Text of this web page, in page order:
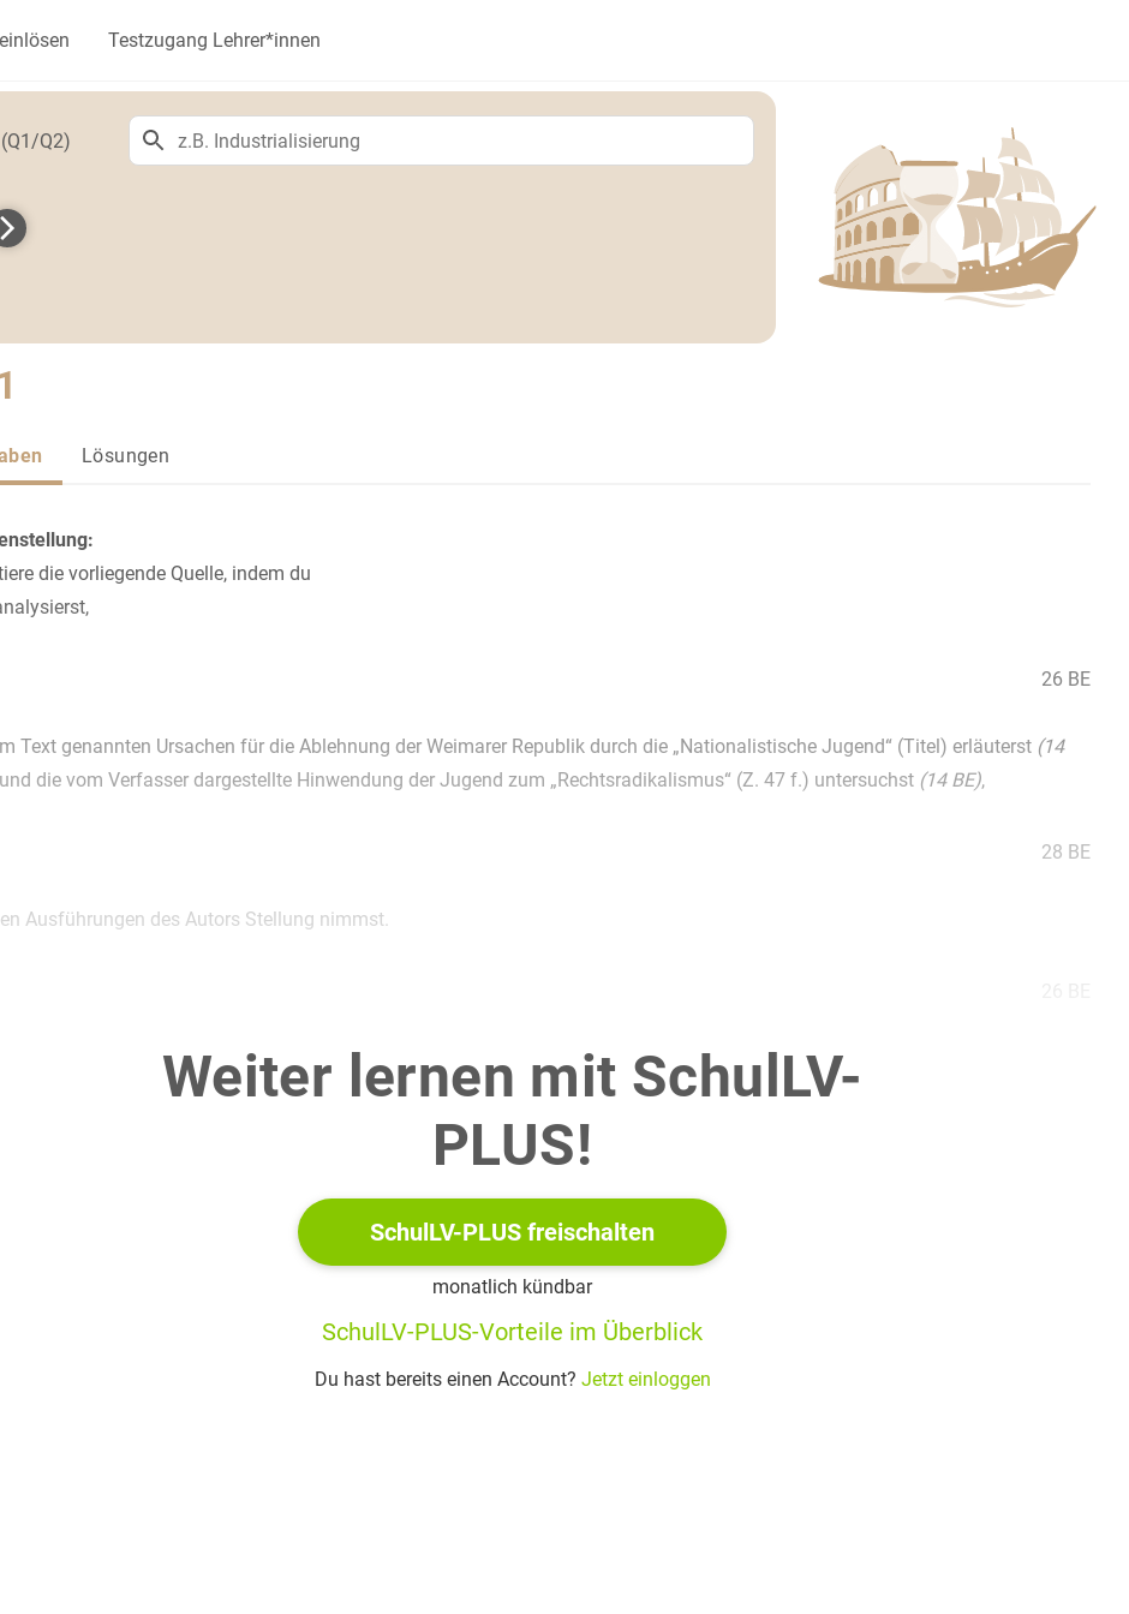
Testzugang Lehrer*innen
Q2)
Lösungen
die vorliegende Quelle, indem du
26 BE
Text genannten Ursachen für die Ablehnung der Weimarer Republik durch die „Nationalistische Jugend“ (Titel) erläuterst (14
und die vom Verfasser dargestellte Hinwendung der Jugend zum „Rechtsradikalismus“ (Z. 47 f.) untersuchst (14 BE),
28 BE
Ausführungen des Autors Stellung nimmst.
Franz von Unruh: Nationalistische Jugend. In: Die neue Rundschau, 1932, H. 5, S. 577–592, hier: 577–579.
(1893–1986) war ein deutscher Schriftsteller, der während der Weimarer Republik von 1924 bis 1932 auch
ist eine der ältesten Kulturzeitschriften Europas, die seit 1890 kontinuierlich erscheint. Ab 1944 erschien sie
im Ausland. Sie richtet sich an ein bildungsbürgerliches Publikum.
Weiter lernen mit SchulLV-
PLUS!
SchulLV-PLUS freischalten
monatlich kündbar
SchulLV-PLUS-Vorteile im Überblick
Du hast bereits einen Account? Jetzt einloggen